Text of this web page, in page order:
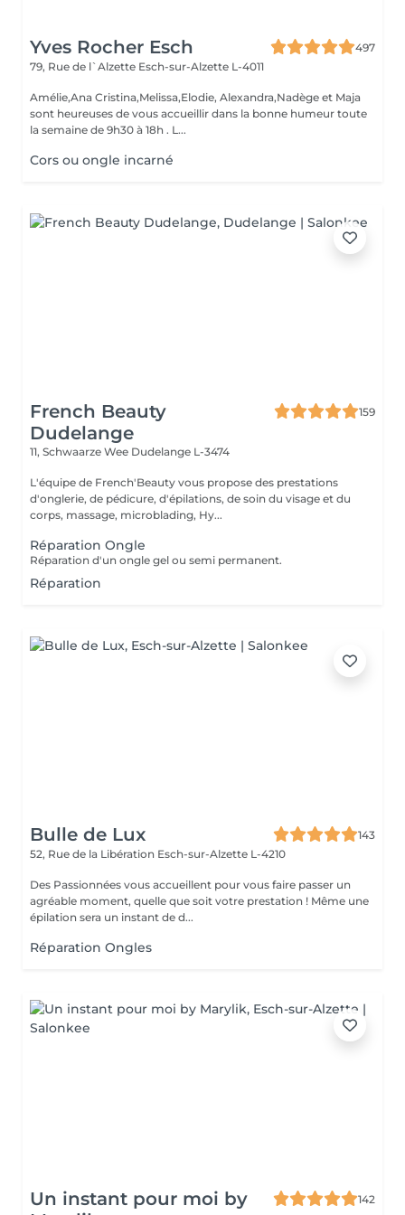
Yves Rocher Esch
497
79, Rue de l`Alzette Esch-sur-Alzette L-4011
Amélie,Ana Cristina,Melissa,Elodie, Alexandra,Nadège et Maja
sont heureuses de vous accueillir dans la bonne humeur toute
la semaine de 9h30 à 18h . L...
Cors ou ongle incarné
French Beauty
Dudelange
159
11, Schwaarze Wee Dudelange L-3474
L'équipe de French'Beauty vous propose des prestations
d'onglerie, de pédicure, d'épilations, de soin du visage et du
corps, massage, microblading, Hy...
Réparation Ongle
Réparation d'un ongle gel ou semi permanent.
Réparation
Bulle de Lux
143
52, Rue de la Libération Esch-sur-Alzette L-4210
Des Passionnées vous accueillent pour vous faire passer un
agréable moment, quelle que soit votre prestation ! Même une
épilation sera un instant de d...
Réparation Ongles
Un instant pour moi by
142